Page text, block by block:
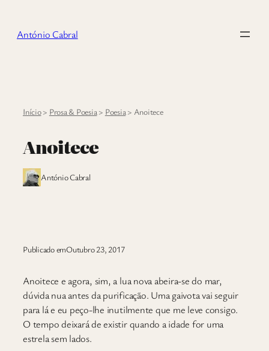
António Cabral
Início> Prosa & Poesia> Poesia> Anoitece
Anoitece
António Cabral
Publicado emOutubro 23, 2017
Anoitece e agora, sim, a lua nova abeira-se do mar,
dúvida nua antes da purificação. Uma gaivota vai seguir
para lá e eu peço-lhe inutilmente que me leve consigo.
O tempo deixará de existir quando a idade for uma
estrela sem lados.